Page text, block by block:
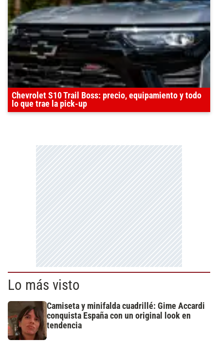
Chevrolet S10 Trail Boss: precio, equipamiento y todo
lo que trae la pick-up
Lo más visto
Camiseta y minifalda cuadrillé: Gime Accardi
conquista España con un original look en
tendencia